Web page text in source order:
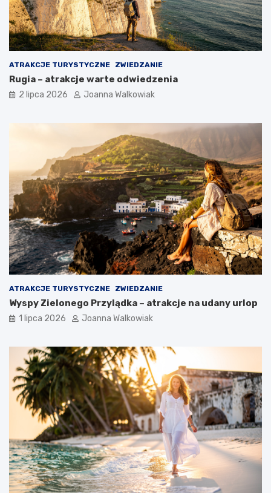
ATRAKCJE TURYSTYCZNE ZWIEDZANIE
Rugia – atrakcje warte odwiedzenia
2 lipca 2026 Joanna Walkowiak
ATRAKCJE TURYSTYCZNE ZWIEDZANIE
Wyspy Zielonego Przylądka – atrakcje na udany urlop
1 lipca 2026 Joanna Walkowiak